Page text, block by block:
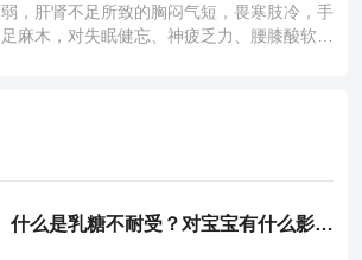
弱，肝肾不足所致的胸闷气短，畏寒肢冷，手
足麻木，对失眠健忘、神疲乏力、腰膝酸软也
什么是乳糖不耐受？对宝宝有什么影响？